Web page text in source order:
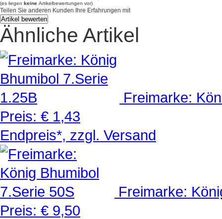
(es liegen keine Artikelbewertungen vor)
Teilen Sie anderen Kunden Ihre Erfahrungen mit
Ähnliche Artikel
Freimarke:
Preis: € 1,43
Endpreis*, zzgl. Versand
Freimarke:
Preis: € 9,50